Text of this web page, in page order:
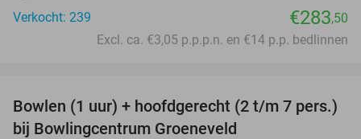
Verkocht: 239
€283,50
Excl. ca. €3,05 p.p.p.n. en €14 p.p. bedlinnen
45%
Bowlen (1 uur) + hoofdgerecht (2 t/m 7 pers.)
bij Bowlingcentrum Groeneveld